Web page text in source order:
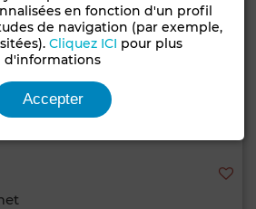
en fonction d'un profil
de navigation (par exemple,
Cliquez ICI pour plus
d'informations
Accepter